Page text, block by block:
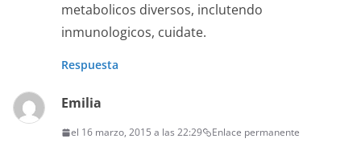
metabolicos diversos, inclutendo
inmunologicos, cuidate.
Respuesta
Emilia
el 16 marzo, 2015 a las 22:29 Enlace permanente